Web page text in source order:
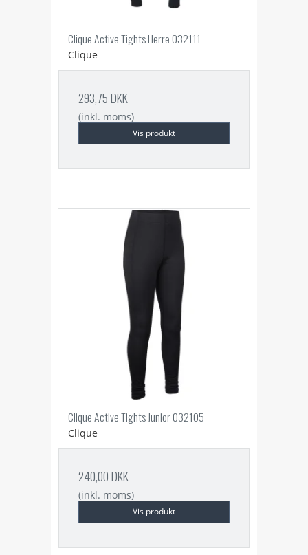
Clique Active Tights Herre 032111
Clique
293,75 DKK
(inkl. moms)
Vis produkt
Clique Active Tights Junior 032105
Clique
240,00 DKK
(inkl. moms)
Vis produkt